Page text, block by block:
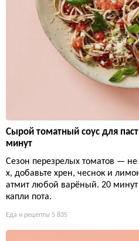
Сырой томатный соус для
минут
Сезон перезрелых томатов —
х, добавьте хрен, чеснок и
атмит любой варёный. 20
капли пота.
Еда и рецепты 5 835